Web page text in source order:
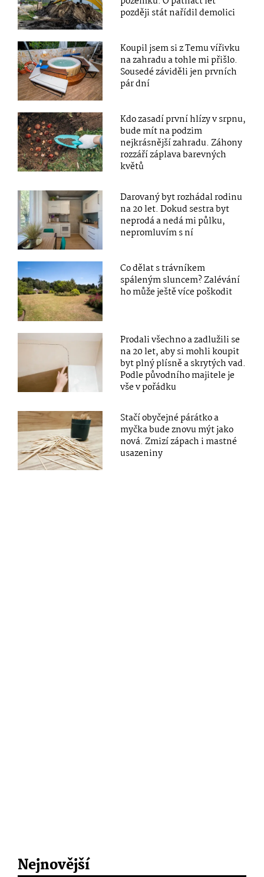
později stát nařídil demolici
Koupil jsem si z Temu vířivku
na zahradu a tohle mi přišlo.
Sousedé záviděli jen prvních
pár dní
Kdo zasadí první hlízy v srpnu,
bude mít na podzim
nejkrásnější zahradu. Záhony
rozzáří záplava barevných
květů
Darovaný byt rozhádal rodinu
na 20 let. Dokud sestra byt
neprodá a nedá mi půlku,
nepromluvím s ní
Co dělat s trávníkem
spáleným sluncem? Zalévání
ho může ještě více poškodit
Prodali všechno a zadlužili se
na 20 let, aby si mohli koupit
byt plný plísně a skrytých vad.
Podle původního majitele je
vše v pořádku
Stačí obyčejné párátko a
myčka bude znovu mýt jako
nová. Zmizí zápach i mastné
usazeniny
Nejnovější